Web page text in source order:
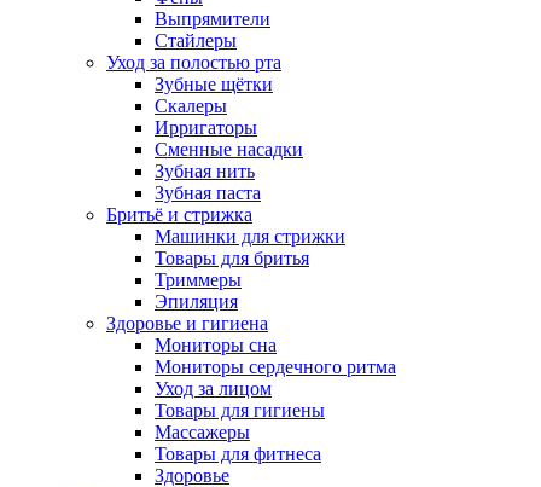
Выпрямители
Стайлеры
Уход за полостью рта
Зубные щётки
Скалеры
Ирригаторы
Сменные насадки
Зубная нить
Зубная паста
Бритьё и стрижка
Машинки для стрижки
Товары для бритья
Триммеры
Эпиляция
Здоровье и гигиена
Мониторы сна
Мониторы сердечного ритма
Уход за лицом
Товары для гигиены
Массажеры
Товары для фитнеса
Здоровье